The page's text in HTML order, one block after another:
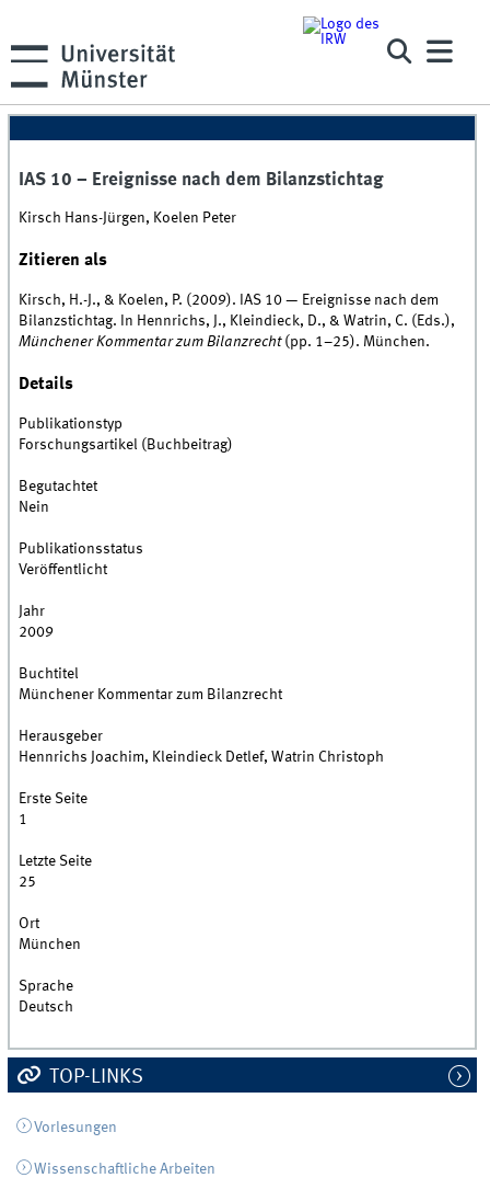
IAS 10 – Ereignisse nach dem Bilanzstichtag
Kirsch Hans-Jürgen, Koelen Peter
Zitieren als
Kirsch, H.-J., & Koelen, P. (2009). IAS 10 — Ereignisse nach dem
Bilanzstichtag. In Hennrichs, J., Kleindieck, D., & Watrin, C. (Eds.),
Münchener Kommentar zum Bilanzrecht(pp. 1–25). München.
Details
Publikationstyp
Forschungsartikel (Buchbeitrag)
Begutachtet
Nein
Publikationsstatus
Veröffentlicht
Jahr
2009
Buchtitel
Münchener Kommentar zum Bilanzrecht
Herausgeber
Hennrichs Joachim, Kleindieck Detlef, Watrin Christoph
Erste Seite
1
Letzte Seite
25
Ort
München
Sprache
Deutsch
TOP-LINKS
Vorlesungen
Wissenschaftliche Arbeiten